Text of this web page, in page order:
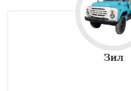
Зил